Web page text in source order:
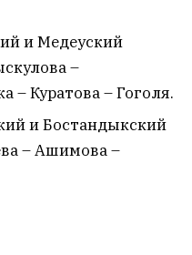
и Медеуский
–
– Куратова – Гоголя.
и Бостандыкский
– Ашимова –